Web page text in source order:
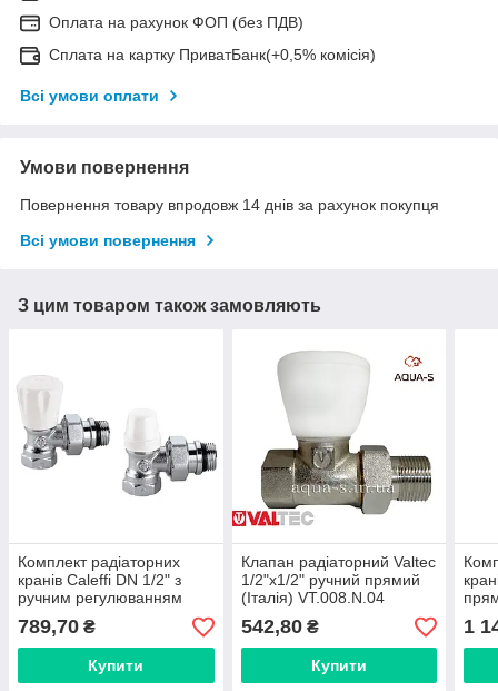
Оплата на рахунок ФОП (без ПДВ)
Сплата на картку ПриватБанк(+0,5% комісія)
Всі умови оплати
Умови повернення
Повернення товару впродовж 14 днів за рахунок покупця
Всі умови повернення
З цим товаром також замовляють
Комплект радіаторних
кранів Caleffi DN 1/2" з
ручним регулюванням
(411431) Італія
789,70 ₴
Купити
Клапан радіаторний Valtec
1/2"x1/2" ручний прямий
(Італія) VT.008.N.04
542,80₴
Купити
1